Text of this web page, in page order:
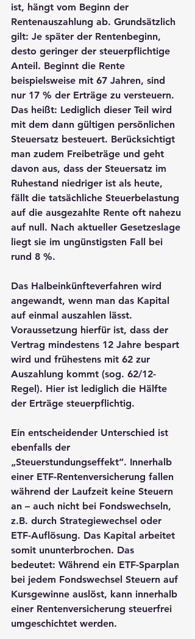
ist, hängt vom Beginn der
Rentenauszahlung ab. Grundsätzlich
gilt: Je später der Rentenbeginn,
desto geringer der steuerpflichtige
Anteil. Beginnt die Rente
beispielsweise mit 67 Jahren, sind
nur 17 % der Erträge zu versteuern.
Das heißt: Lediglich dieser Teil wird
mit dem dann gültigen persönlichen
Steuersatz besteuert. Berücksichtigt
man zudem Freibeträge und geht
davon aus, dass der Steuersatz im
Ruhestand niedriger ist als heute,
fällt die tatsächliche Steuerbelastung
auf die ausgezahlte Rente oft nahezu
auf null. Nach aktueller Gesetzeslage
liegt sie im ungünstigsten Fall bei
rund 8 %.
Das Halbeinkünfteverfahren wird
angewandt, wenn man das Kapital
auf einmal auszahlen lässt.
Voraussetzung hierfür ist, dass der
Vertrag mindestens 12 Jahre bespart
wird und frühestens mit 62 zur
Auszahlung kommt (sog. 62/12-
Regel). Hier ist lediglich die Hälfte
der Erträge steuerpflichtig.
Ein entscheidender Unterschied ist
ebenfalls der
„Steuerstundungseffekt“. Innerhalb
einer ETF-Rentenversicherung fallen
während der Laufzeit keine Steuern
an – auch nicht bei Fondswechseln,
z.B. durch Strategiewechsel oder
ETF-Auflösung. Das Kapital arbeitet
somit ununterbrochen. Das
bedeutet: Während ein ETF-Sparplan
bei jedem Fondswechsel Steuern auf
Kursgewinne auslöst, kann innerhalb
einer Rentenversicherung steuerfrei
umgeschichtet werden.